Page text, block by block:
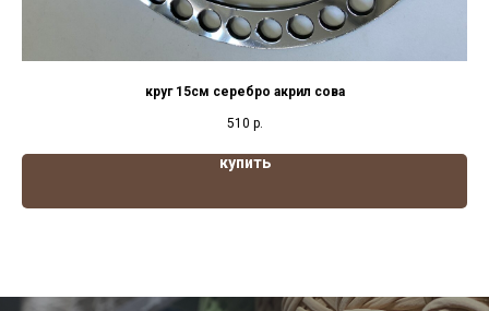
круг 15см серебро акрил сова
510 р.
купить